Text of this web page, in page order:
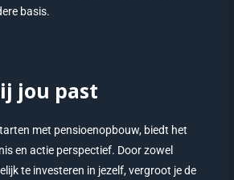
basis.
jou past
met pensioenopbouw, biedt het
en actie perspectief. Door zowel
te investeren in jezelf, vergroot je de